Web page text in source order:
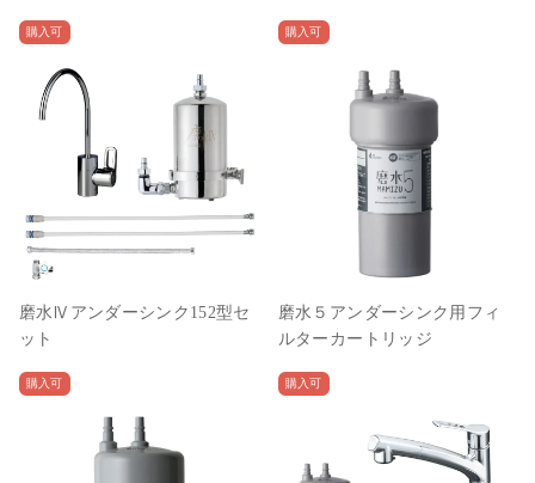
購入可
磨水Ⅳアンダーシンク152型セ
ット
購入可
磨水５アンダーシンク用フィ
ルターカートリッジ
購入可 購入可